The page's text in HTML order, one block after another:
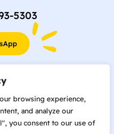
browsing experience,
and analyze our
you consent to our use of
5303
2109